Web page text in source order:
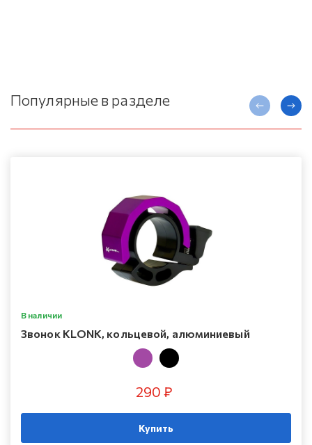
Популярные в разделе
В наличии
Звонок KLONK, кольцевой, алюминиевый
290 ₽
Купить